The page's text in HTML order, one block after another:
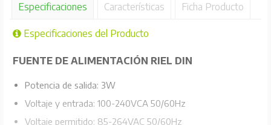
Especificaciones Características Ficha Producto
Especificaciones del Producto
FUENTE DE ALIMENTACIÓN RIEL DIN
Potencia de salida: 3W
Voltaje y entrada: 100-240VCA 50/60Hz
Voltaje permitido: 85-264VAC 50/60Hz